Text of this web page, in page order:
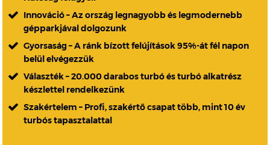
Innováció – Az ország legnagyobb és legmodernebb
gépparkjával dolgozunk
Gyorsaság – A ránk bízott felújítások 95%-át fél napon
belül elvégezzük
Választék – 20.000 darabos turbó és turbó alkatrész
készlettel rendelkezünk
Szakértelem – Profi, szakértő csapat több, mint 10 év
turbós tapasztalattal